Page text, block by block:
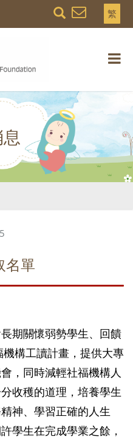
繁
名單
期關懷弱勢學生、回饋
構工讀計畫，提供大專
，同時減輕社福機構人
收穫的道理，培養學生
神、學習正確的人生
學生在完成學業之餘，